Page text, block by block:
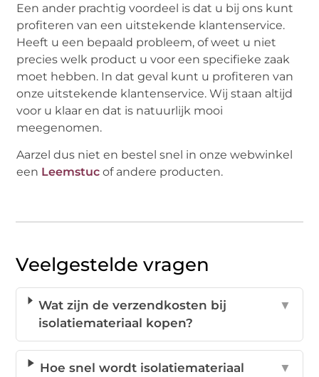
Een ander prachtig voordeel is dat u bij ons kunt
profiteren van een uitstekende klantenservice.
Heeft u een bepaald probleem, of weet u niet
precies welk product u voor een specifieke zaak
moet hebben. In dat geval kunt u profiteren van
onze uitstekende klantenservice. Wij staan altijd
voor u klaar en dat is natuurlijk mooi
meegenomen.
Aarzel dus niet en bestel snel in onze webwinkel
een Leemstuc of andere producten.
Veelgestelde vragen
Wat zijn de verzendkosten bij
isolatiemateriaal kopen?
▼
Hoe snel wordt isolatiemateriaal
▼